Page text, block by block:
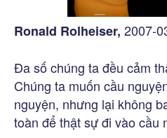
Ronald Rolheiser, 2007-
Đa số chúng ta đều cảm
Chúng ta muốn cầu
nguyện, nhưng lại không
toàn để thật sự đi vào cầu